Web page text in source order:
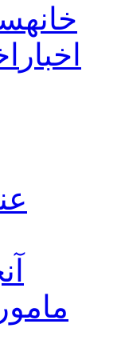
خانه
اخبار